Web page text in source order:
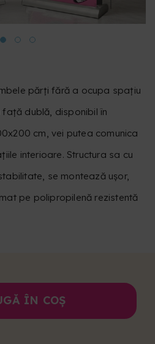
părți fără a ocupa spațiu
față dublă, disponibil în
cm, vei putea comunica
interioare. Structura sa cu
se montează ușor,
pe polipropilenă rezistentă
ÎN COȘ